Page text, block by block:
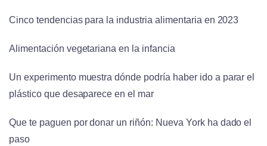
Cinco tendencias para la industria alimentaria en 2023
Alimentación vegetariana en la infancia
Un experimento muestra dónde podría haber ido a parar el
plástico que desaparece en el mar
Que te paguen por donar un riñón: Nueva York ha dado el
paso